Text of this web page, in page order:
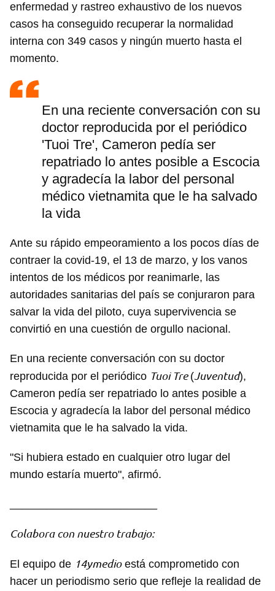
enfermedad y rastreo exhaustivo de los nuevos
casos ha conseguido recuperar la normalidad
interna con 349 casos y ningún muerto hasta el
momento.
En una reciente conversación con su
doctor reproducida por el periódico
'Tuoi Tre', Cameron pedía ser
repatriado lo antes posible a Escocia
y agradecía la labor del personal
médico vietnamita que le ha salvado
la vida
Ante su rápido empeoramiento a los pocos días de
contraer la covid-19, el 13 de marzo, y los vanos
intentos de los médicos por reanimarle, las
autoridades sanitarias del país se conjuraron para
salvar la vida del piloto, cuya supervivencia se
convirtió en una cuestión de orgullo nacional.
En una reciente conversación con su doctor
reproducida por el periódico Tuoi Tre (Juventud),
Cameron pedía ser repatriado lo antes posible a
Escocia y agradecía la labor del personal médico
vietnamita que le ha salvado la vida.
"Si hubiera estado en cualquier otro lugar del
mundo estaría muerto", afirmó.
Colabora con nuestro trabajo:
El equipo de 14ymedioestá comprometido con
hacer un periodismo serio que refleje la realidad de